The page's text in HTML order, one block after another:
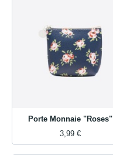
Porte Monnaie "Roses"
3,99 €